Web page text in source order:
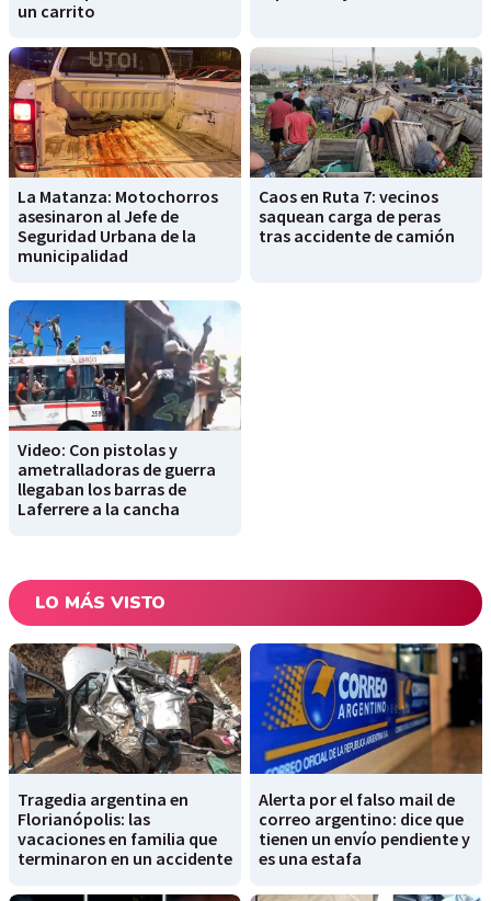
un carrito
La Matanza: Motochorros
asesinaron al Jefe de
Seguridad Urbana de la
municipalidad
Caos en Ruta 7: vecinos
saquean carga de peras
tras accidente de camión
Video: Con pistolas y
ametralladoras de guerra
llegaban los barras de
Laferrere a la cancha
LO MÁS VISTO
Tragedia argentina en
Florianópolis: las
vacaciones en familia que
terminaron en un accidente
Alerta por el falso mail de
correo argentino: dice que
tienen un envío pendiente y
es una estafa